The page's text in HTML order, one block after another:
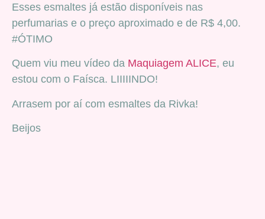
Esses esmaltes já estão disponíveis nas
perfumarias e o preço aproximado e de R$ 4,00.
#ÓTIMO
Quem viu meu vídeo da Maquiagem ALICE, eu
estou com o Faísca. LIIIIINDO!
Arrasem por aí com esmaltes da Rivka!
Beijos